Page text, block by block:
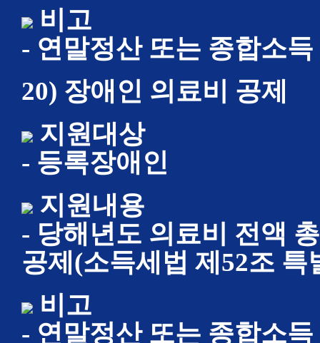
비고
- 연말정산 또는 종합소
20) 장애인 의료비 공제
지원대상
- 등록장애인
지원내용
- 당해년도 의료비 전액
공제(소득세법 제52조 특
비고
- 연말정산 또는 종합소